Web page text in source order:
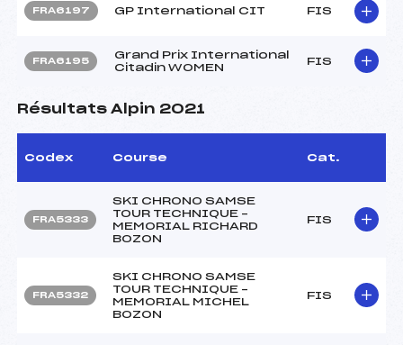
FRA6197 GP International CIT FIS
FRA6195
Grand Prix International
Citadin WOMEN
FIS
Résultats Alpin 2021
Codex Course Cat.
FRA5333
SKI CHRONO SAMSE
TOUR TECHNIQUE –
MEMORIAL RICHARD
BOZON
FIS
FRA5332
SKI CHRONO SAMSE
TOUR TECHNIQUE –
MEMORIAL MICHEL
BOZON
FIS